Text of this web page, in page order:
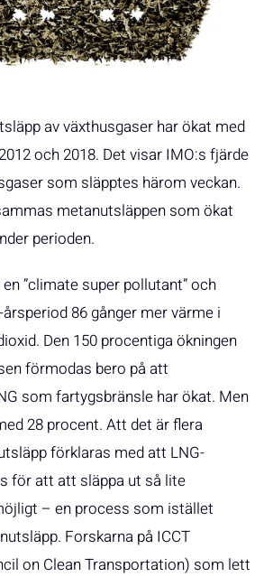
av växthusgaser har ökat med
och 2018. Det visar IMO:s fjärde
som släpptes härom veckan.
metanutsläppen som ökat
perioden.
”climate super pollutant” och
86 gånger mer värme i
Den 150 procentiga ökningen
förmodas bero på att
som fartygsbränsle har ökat. Men
28 procent. Att det är flera
förklaras med att LNG-
för att att släppa ut så lite
– en process som istället
Forskarna på ICCT
on Clean Transportation) som lett